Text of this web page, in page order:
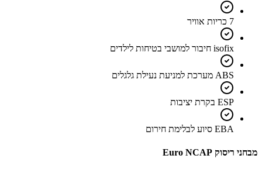
7 כריות אוויר
isofix חיבור למושבי בטיחות לילדים
ABS מערכת למניעת נעילת גלגלים
ESP בקרת יציבות
EBA סיוע לבלימת חירום
מבחני ריסוק Euro NCAP